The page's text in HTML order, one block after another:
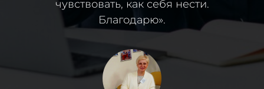
чувствовать, как себя нести.
Благодарю».